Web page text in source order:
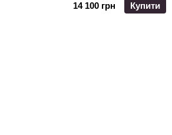
14 100 грн
Купити